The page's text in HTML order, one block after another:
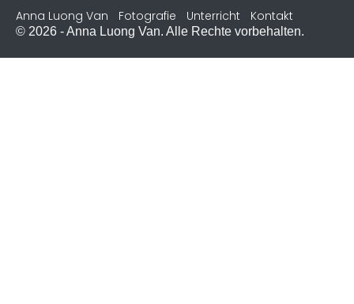
Anna Luong Van Fotografie Unterricht Kontakt
© 2026 - Anna Luong Van. Alle Rechte vorbehalten.